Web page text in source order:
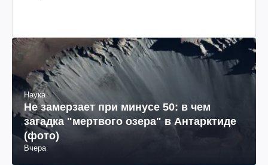
Наука
Не замерзает при минусе 50: в чем
загадка "мертвого озера" в Антарктиде
(фото)
Вчера